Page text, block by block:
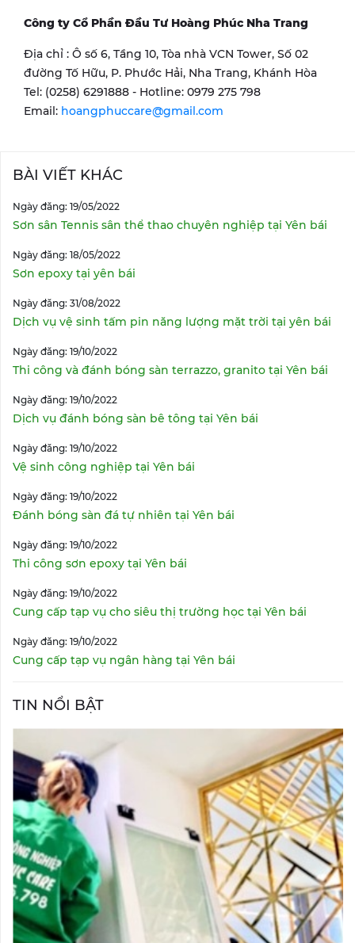
Công ty Cổ Phần Đầu Tư Hoàng Phúc Nha Trang
Địa chỉ : Ô số 6, Tầng 10, Tòa nhà VCN Tower, Số 02
đường Tố Hữu, P. Phước Hải, Nha Trang, Khánh Hòa
Tel: (0258) 6291888 - Hotline: 0979 275 798
Email: hoangphuccare@gmail.com
BÀI VIẾT KHÁC
Ngày đăng: 19/05/2022
Sơn sân Tennis sân thể thao chuyên nghiệp tại Yên bái
Ngày đăng: 18/05/2022
Sơn epoxy tại yên bái
Ngày đăng: 31/08/2022
Dịch vụ vệ sinh tấm pin năng lượng mặt trời tại yên bái
Ngày đăng: 19/10/2022
Thi công và đánh bóng sàn terrazzo, granito tại Yên bái
Ngày đăng: 19/10/2022
Dịch vụ đánh bóng sàn bê tông tại Yên bái
Ngày đăng: 19/10/2022
Vệ sinh công nghiệp tại Yên bái
Ngày đăng: 19/10/2022
Đánh bóng sàn đá tự nhiên tại Yên bái
Ngày đăng: 19/10/2022
Thi công sơn epoxy tại Yên bái
Ngày đăng: 19/10/2022
Cung cấp tạp vụ cho siêu thị trường học tại Yên bái
Ngày đăng: 19/10/2022
Cung cấp tạp vụ ngân hàng tại Yên bái
TIN NỔI BẬT